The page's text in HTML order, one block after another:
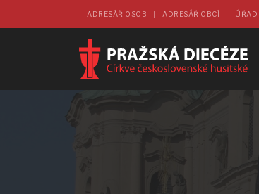
ADRESÁŘ OSOB ADRESÁŘ OBCÍ ÚŘAD